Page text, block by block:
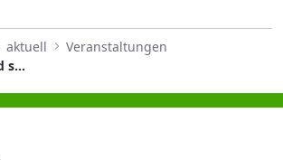
aktuell
Veranstaltungen
Radfahren? Bald startet ein Kurs!